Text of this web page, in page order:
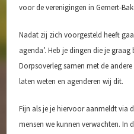
voor de verenigingen in Gemert-
Nadat zij zich voorgesteld heeft
agenda’. Heb je dingen die je
Dorpsoverleg samen met de
laten weten en agenderen wij dit.
Fijn als je je hiervoor aanmeldt via
mensen we kunnen verwachten.